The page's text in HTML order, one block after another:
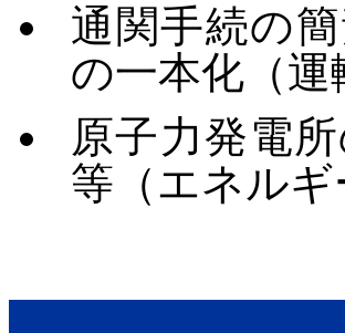
通関手続の
の一本化（運
原子力発電
等（エネルギ